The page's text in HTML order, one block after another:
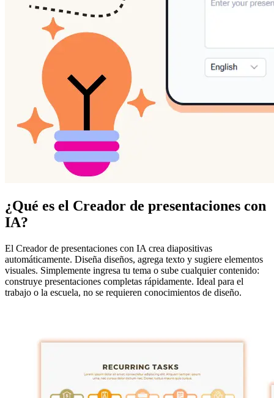
¿Qué es el Creador de presentaciones con
IA?
El Creador de presentaciones con IA crea diapositivas
automáticamente. Diseña diseños, agrega texto y sugiere elementos
visuales. Simplemente ingresa tu tema o sube cualquier contenido:
construye presentaciones completas rápidamente. Ideal para el
trabajo o la escuela, no se requieren conocimientos de diseño.